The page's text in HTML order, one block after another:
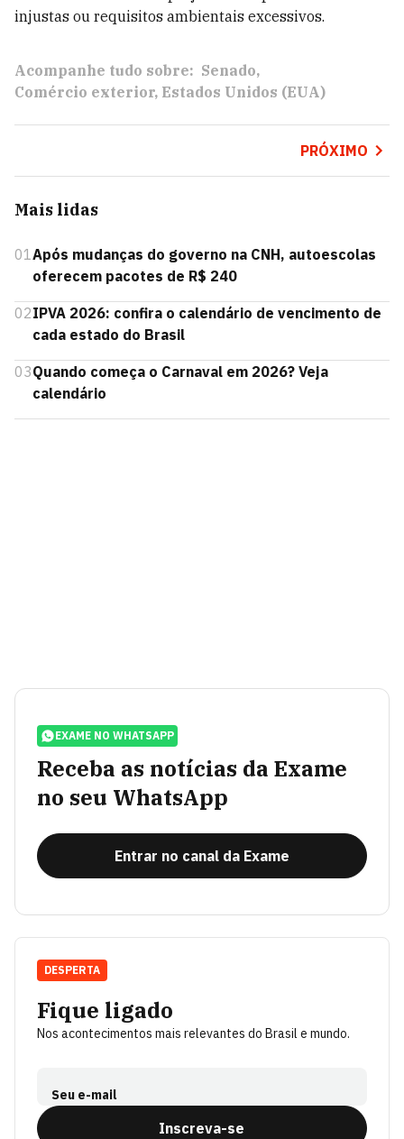
injustas ou requisitos ambientais excessivos.
Acompanhe tudo sobre: Senado
Comércio exterior Estados Unidos (EUA)
PRÓXIMO
Mais lidas
01Após mudanças do governo na CNH, autoescolas
oferecem pacotes de R$ 240
02IPVA 2026: confira o calendário de vencimento de
cada estado do Brasil
03Quando começa o Carnaval em 2026? Veja
calendário
EXAME NO WHATSAPP
Receba as notícias da Exame
no seu WhatsApp
Entrar no canal da Exame
Fique ligado
Nos acontecimentos mais relevantes do Brasil e mundo.
Seu e-mail
Inscreva-se
DESPERTA